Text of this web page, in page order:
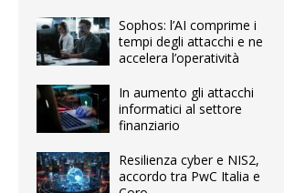
Sophos: l’AI comprime i
tempi degli attacchi e ne
accelera l’operatività
In aumento gli attacchi
informatici al settore
finanziario
Resilienza cyber e NIS2,
accordo tra PwC Italia e